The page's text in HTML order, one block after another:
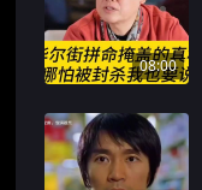
08:00